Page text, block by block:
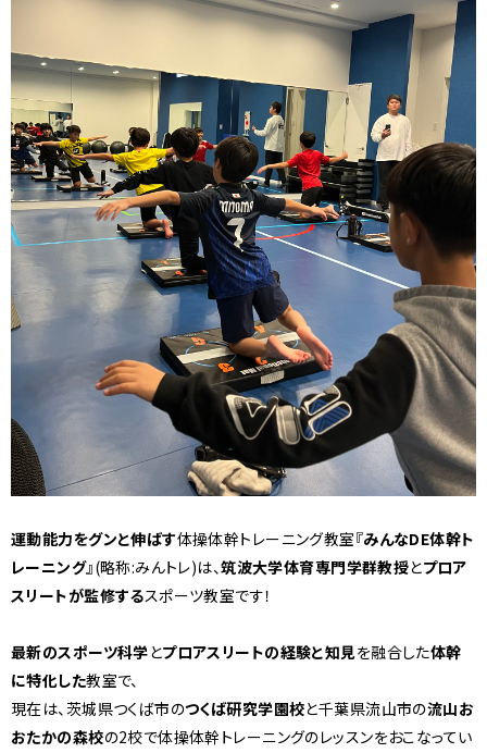
運動能力をグンと伸ばす体操体幹トレーニング教室『みんなDE体幹ト
レーニング』(略称:みんトレ)は、筑波大学体育専門学群教授とプロア
スリートが監修するスポーツ教室です！
最新のスポーツ科学とプロアスリートの経験と知見を融合した体幹
に特化した教室で、
現在は、茨城県つくば市のつくば研究学園校と千葉県流山市の流山お
おたかの森校の2校で体操体幹トレーニングのレッスンをおこなってい